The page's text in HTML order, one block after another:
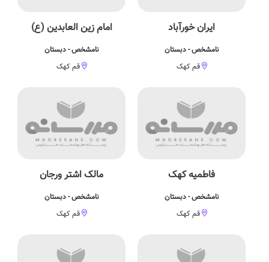
ایران خورآباد
نامشخص - دبستان
قم کهک
امام زین العابدین (ع)
نامشخص - دبستان
قم کهک
فاطمیه کهک
نامشخص - دبستان
قم کهک
مالک اشتر ورجان
نامشخص - دبستان
قم کهک